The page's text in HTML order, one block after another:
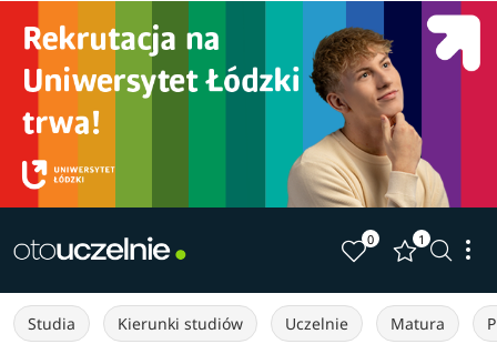
0 1
Studia Kierunki studiów Uczelnie Matura